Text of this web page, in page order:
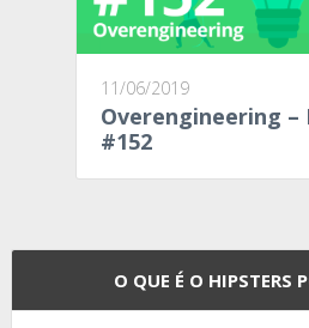
11/06/2019
Overengineering –
#152
O QUE É O HIPSTERS